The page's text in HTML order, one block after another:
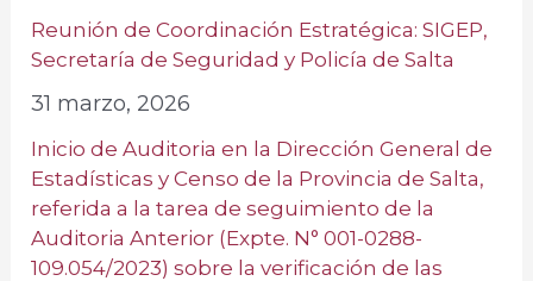
Reunión de Coordinación Estratégica: SIGEP,
Secretaría de Seguridad y Policía de Salta
31 marzo, 2026
Inicio de Auditoria en la Dirección General de
Estadísticas y Censo de la Provincia de Salta,
referida a la tarea de seguimiento de la
Auditoria Anterior (Expte. N° 001-0288-
109.054/2023) sobre la verificación de las